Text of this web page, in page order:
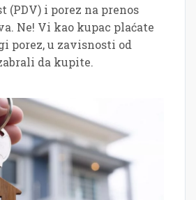
(PDV) i porez na prenos
Ne! Vi kao kupac plaćate
porez, u zavisnosti od
da kupite.